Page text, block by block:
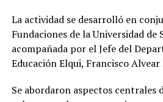
La actividad se desarrolló en
Fundaciones de la Universidad de
acompañada por el Jefe del
Educación Elqui, Francisco Alvear
Se abordaron aspectos centrales